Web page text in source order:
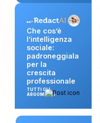
Che cos’è
l’intelligenza
sociale:
padroneggiala
per la
crescita
professionale
TUTTI GLI
ARGOMENTI